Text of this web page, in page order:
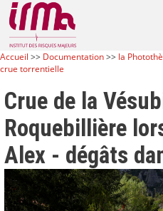
Accueil >> Documentation>> la
crue torrentielle
Crue de la
Roquebillière
Alex - dégâts